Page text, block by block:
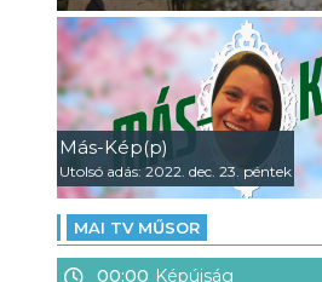
Más-Kép(p)
Utolsó adás: 2022. dec. 23. péntek
MAI TV MŰSOR
00:00 Képújság